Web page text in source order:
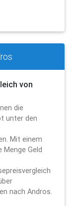
von
die
unter den
Mit einem
Menge Geld
nach Andros.